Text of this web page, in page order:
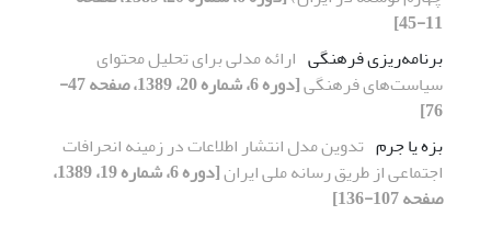
11-45]
برنامه‌ریزی فرهنگی ارائه مدلی برای تحلیل محتوای
سیاست‌های فرهنگی
[دوره 6، شماره 20، 1389، صفحه 47-
76]
بزه یا جرم تدوین مدل انتشار اطلاعات در زمینه انحرافات
اجتماعی از طریق رسانه ملی ایران
[دوره 6، شماره 19، 1389،
صفحه 107-136]